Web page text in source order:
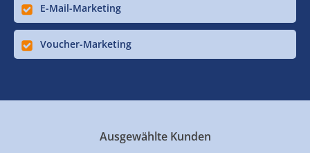
E-Mail-Marketing
Voucher-Marketing
Ausgewählte Kunden